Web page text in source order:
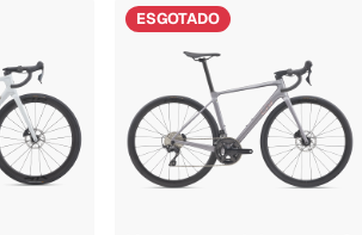
ESGOTADO